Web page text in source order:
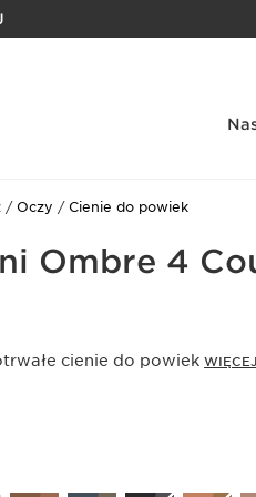
Oczy Cienie do powiek
Ombre 4
cienie do powiek